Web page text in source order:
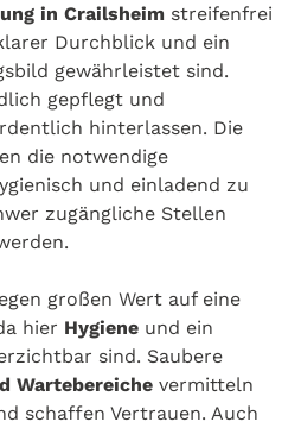
in Crailsheim streifenfrei
Durchblick und ein
gewährleistet sind.
gepflegt und
hinterlassen. Die
die notwendige
und einladend zu
zugängliche Stellen
großen Wert auf eine
hier Hygiene und ein
sind. Saubere
Wartebereiche vermitteln
schaffen Vertrauen. Auch